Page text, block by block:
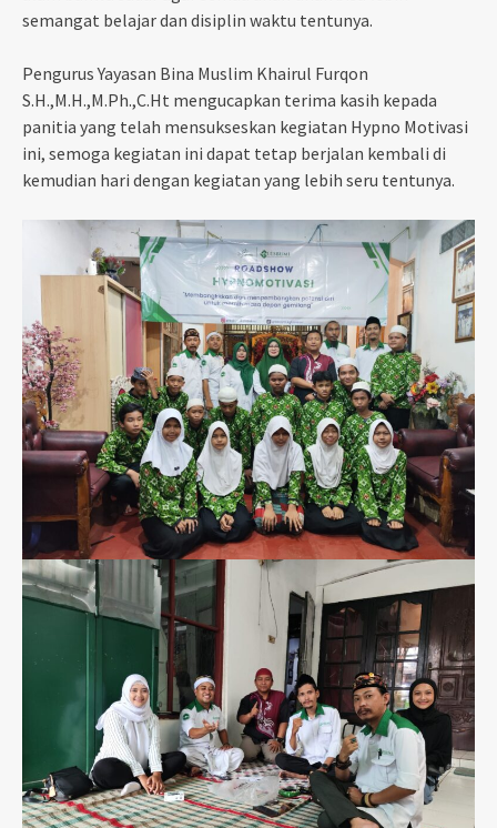
semangat belajar dan disiplin waktu tentunya.
Pengurus Yayasan Bina Muslim Khairul Furqon
S.H.,M.H.,M.Ph.,C.Ht mengucapkan terima kasih kepada
panitia yang telah mensukseskan kegiatan Hypno Motivasi
ini, semoga kegiatan ini dapat tetap berjalan kembali di
kemudian hari dengan kegiatan yang lebih seru tentunya.